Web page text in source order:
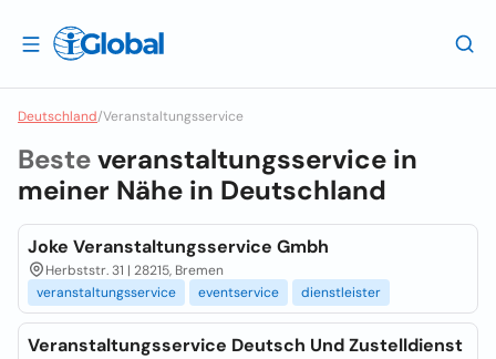
Deutschland/Veranstaltungsservice
Besteveranstaltungsservice in
meiner Nähe in Deutschland
Joke Veranstaltungsservice Gmbh
Herbststr. 31 | 28215, Bremen
veranstaltungsservice
eventservice dienstleister
Veranstaltungsservice Deutsch Und Zustelldienst